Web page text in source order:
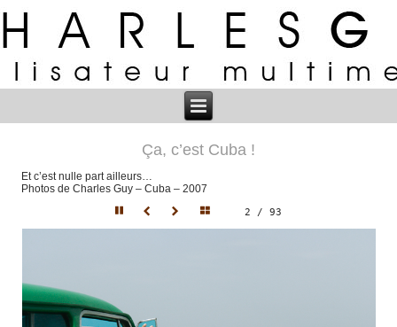
Ça, c’est Cuba !
Et c’est nulle part ailleurs…
Photos de Charles Guy – Cuba – 2007
2 / 93